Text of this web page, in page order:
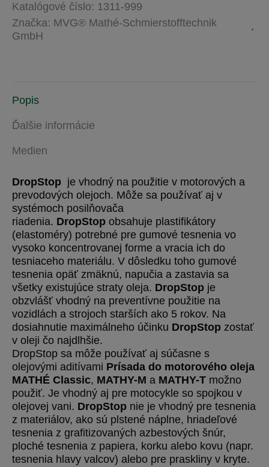
Katalógové číslo: 1311-999
Značka: MVG® Mathé-Schmierstofftechnik
GmbH
Popis
Ďalšie informácie
Medien
DropStop je vhodný na použitie v motorových a
prevodových olejoch. Môže sa používať aj v
systémoch posilňovača
riadenia. DropStop obsahuje plastifikátory
(elastoméry) potrebné pre gumové tesnenia vo
vysoko koncentrovanej forme a vracia ich do
tesniaceho materiálu. V dôsledku toho gumové
tesnenia opäť zmäknú, napučia a zastavia sa
všetky existujúce straty oleja. DropStop je
obzvlášť vhodný na preventívne použitie na
vozidlách a strojoch starších ako 5 rokov. Na
dosiahnutie maximálneho účinku DropStop zostať
v oleji čo najdlhšie.
DropStop sa môže používať aj súčasne s
olejovými aditívami Prísada do motorového oleja
MATHÉ Classic, MATHY-M a MATHY-T možno
použiť. Je vhodný aj pre motocykle so spojkou v
olejovej vani. DropStop nie je vhodný pre tesnenia
z materiálov, ako sú plstené náplne, hriadeľové
tesnenia z grafitizovaných azbestových šnúr,
ploché tesnenia z papiera, korku alebo kovu (napr.
tesnenia hlavy valcov) alebo pre praskliny v kryte.